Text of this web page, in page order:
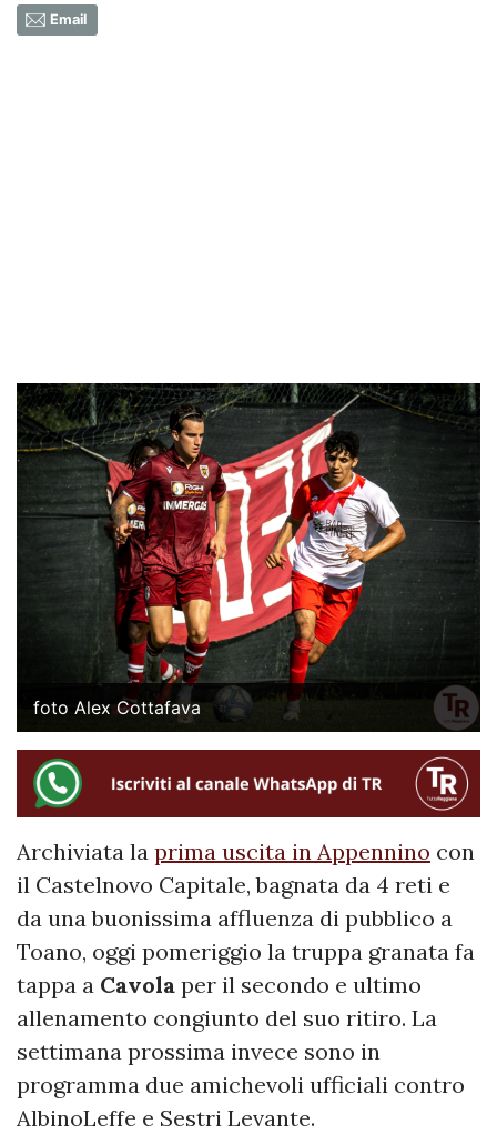
Email
foto Alex Cottafava
Archiviata la prima uscita in Appennino con
il Castelnovo Capitale, bagnata da 4 reti e
da una buonissima affluenza di pubblico a
Toano, oggi pomeriggio la truppa granata fa
tappa a Cavola per il secondo e ultimo
allenamento congiunto del suo ritiro. La
settimana prossima invece sono in
programma due amichevoli ufficiali contro
AlbinoLeffe e Sestri Levante.